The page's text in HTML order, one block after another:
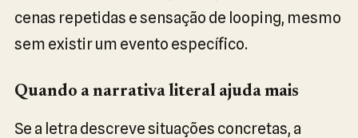
cenas repetidas e sensação de looping, mesmo
sem existir um evento específico.
Quando a narrativa literal ajuda mais
Se a letra descreve situações concretas, a